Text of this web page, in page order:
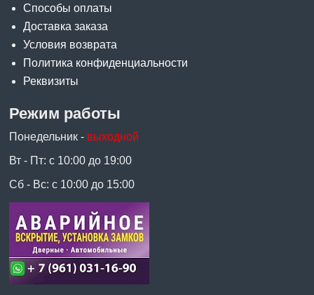
Способы оплаты
Доставка заказа
Условия возврата
Политика конфиденциальности
Реквизиты
Режим работы
Понедельник - выходной
Вт - Пт: с 10:00 до 19:00
Сб - Вс: с 10:00 до 15:00